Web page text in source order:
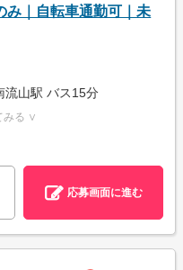
み｜自転車通勤可｜未
流山駅 バス15分
みる ∨
応募画面に進む